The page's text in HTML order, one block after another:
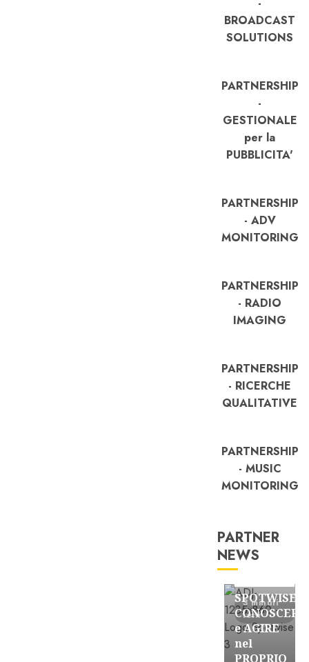
BROADCAST
SOLUTIONS
PARTNERSHIP
-
GESTIONALE
per la
PUBBLICITA'
PARTNERSHIP
- ADV
MONITORING
PARTNERSHIP
- RADIO
IMAGING
PARTNERSHIP
- RICERCHE
QUALITATIVE
PARTNERSHIP
- MUSIC
MONITORING
PARTNER
NEWS
3 minuti
letti
FREE
SPOTWISE:
CONOSCERE
e AGIRE
nel
PROPRIO